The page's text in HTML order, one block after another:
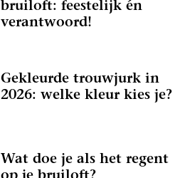
bruiloft: feestelijk én
verantwoord!
Gekleurde trouwjurk in
2026: welke kleur kies je?
Wat doe je als het regent